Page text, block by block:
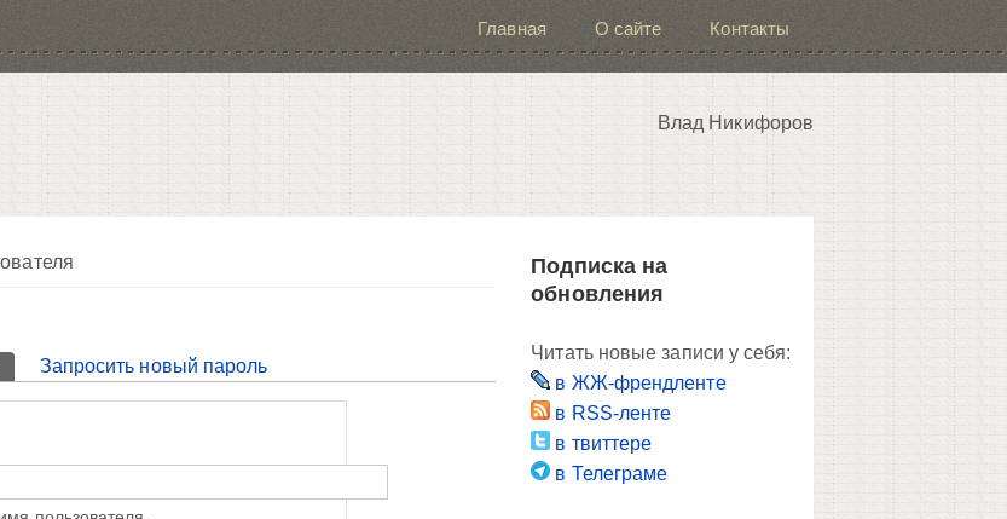
Главная О сайте Контакты
Влад Никифоров
(активная вкладка)
Запросить новый пароль
Подписка на
обновления
Читать новые записи у себя:
в ЖЖ-френдленте
в RSS-ленте
в твиттере
в Телеграме